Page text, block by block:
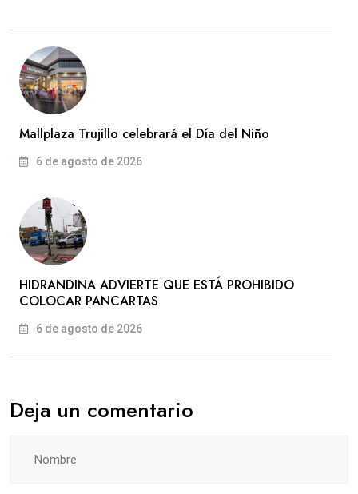
Mallplaza Trujillo celebrará el Día del Niño
6 de agosto de 2026
HIDRANDINA ADVIERTE QUE ESTÁ PROHIBIDO
COLOCAR PANCARTAS
6 de agosto de 2026
Deja un comentario